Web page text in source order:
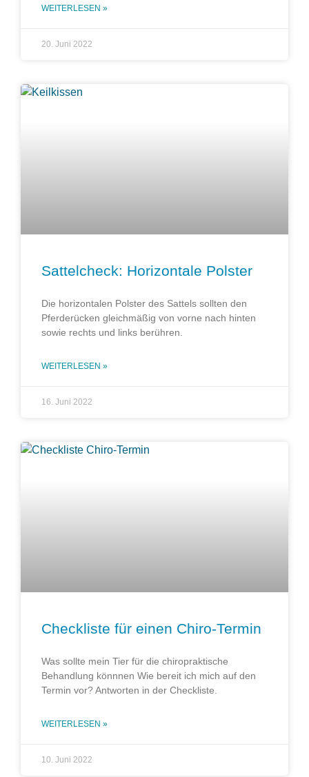
WEITERLESEN »
20. Juni 2022
Sattelcheck: Horizontale Polster
Die horizontalen Polster des Sattels sollten den
Pferderücken gleichmäßig von vorne nach hinten
sowie rechts und links berühren.
WEITERLESEN »
16. Juni 2022
Checkliste für einen Chiro-Termin
Was sollte mein Tier für die chiropraktische
Behandlung könnnen Wie bereit ich mich auf den
Termin vor? Antworten in der Checkliste.
WEITERLESEN »
10. Juni 2022